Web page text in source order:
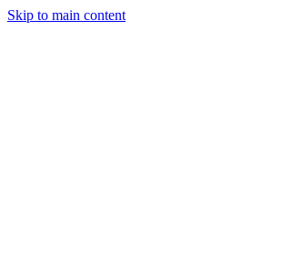
Skip to main content